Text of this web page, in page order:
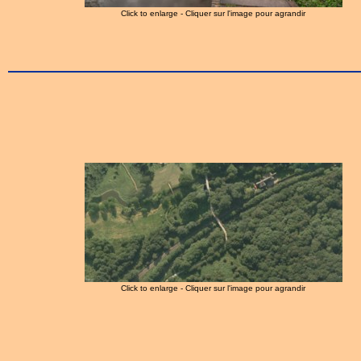
Click to enlarge - Cliquer sur l'image pour agrandir
Click to enlarge - Cliquer sur l'image pour agrandir